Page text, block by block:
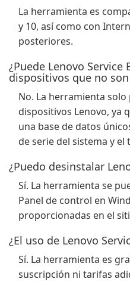
La herramienta es
y 10, así como con
posteriores.
¿Puede Lenovo
dispositivos que no
No. La herramienta
dispositivos Lenovo, ya
una base de datos
de serie del sistema y el
¿Puedo desinstalar
Sí. La herramienta se
Panel de control en
proporcionadas en el
¿El uso de Lenovo
Sí. La herramienta es
suscripción ni tarifas